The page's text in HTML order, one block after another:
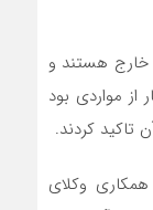
خارج هستند و
مواردی بود
کردند.
همکاری وکلای